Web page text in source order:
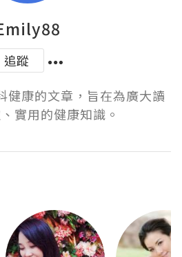
追蹤
健康的文章，旨在為廣大讀